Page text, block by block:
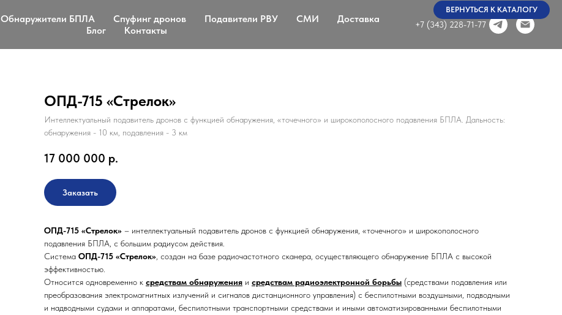
Обнаружители БПЛА Спуфинг дронов Подавители РВУ СМИ
Доставка
Блог
Контакты +7 (343) 228-71-77
ВЕРНУТЬСЯ К КАТАЛОГУ
ОПД-715 «Стрелок»
Интеллектуальный подавитель дронов с функцией обнаружения, «точечного» и широкополосного подавления БПЛА. Дальность:
обнаружения - 10 км, подавления - 3 км
17 000 000 р.
Заказать
ОПД-715 «Стрелок» – интеллектуальный подавитель дронов с функцией обнаружения, «точечного» и широкополосного
подавления БПЛА, с большим радиусом действия.
Система ОПД-715 «Стрелок», создан на базе радиочастотного сканера, осуществляющего обнаружение БПЛА с высокой
эффективностью.
Относится одновременно к средствам обнаружения и средствам радиоэлектронной борьбы (средствами подавления или
преобразования электромагнитных излучений и сигналов дистанционного управления) с беспилотными воздушными, подводными
и надводными судами и аппаратами, беспилотными транспортными средствами и иными автоматизированными беспилотными